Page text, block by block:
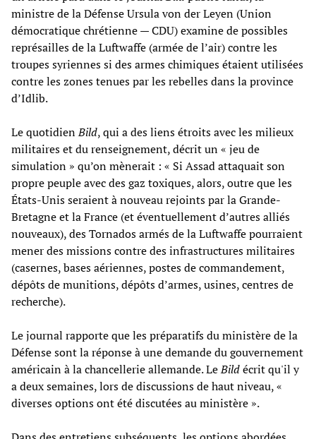
ministre de la Défense Ursula von der Leyen (Union
démocratique chrétienne — CDU) examine de possibles
représailles de la Luftwaffe (armée de l’air) contre les
troupes syriennes si des armes chimiques étaient utilisées
contre les zones tenues par les rebelles dans la province
d’Idlib.
Le quotidienBild, qui a des liens étroits avec les milieux
militaires et du renseignement, décrit un « jeu de
simulation » qu’on mènerait : « Si Assad attaquait son
propre peuple avec des gaz toxiques, alors, outre que les
États-Unis seraient à nouveau rejoints par la Grande-
Bretagne et la France (et éventuellement d’autres alliés
nouveaux), des Tornados armés de la Luftwaffe pourraient
mener des missions contre des infrastructures militaires
(casernes, bases aériennes, postes de commandement,
dépôts de munitions, dépôts d’armes, usines, centres de
recherche).
Le journal rapporte que les préparatifs du ministère de la
Défense sont la réponse à une demande du gouvernement
américain à la chancellerie allemande. LeBildécrit qu'il y
a deux semaines, lors de discussions de haut niveau, «
diverses options ont été discutées au ministère ».